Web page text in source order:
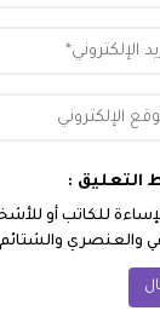
التعليق :
للكاتب أو
والعنصري